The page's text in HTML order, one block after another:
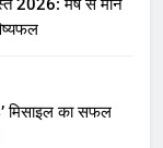
2026: मेष से मीन
मिसाइल का सफल